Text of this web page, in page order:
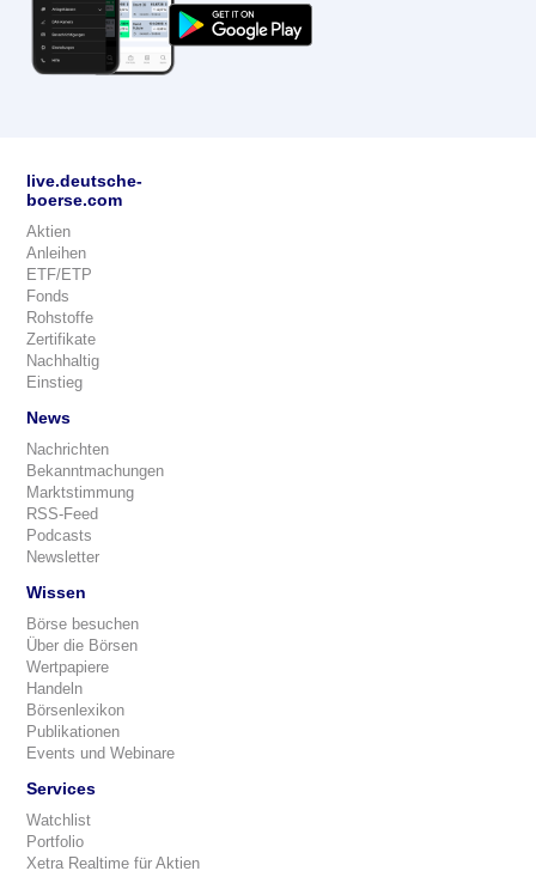
live.deutsche-
boerse.com
Aktien
Anleihen
ETF/ETP
Fonds
Rohstoffe
Zertifikate
Nachhaltig
Einstieg
News
Nachrichten
Bekanntmachungen
Marktstimmung
RSS-Feed
Podcasts
Newsletter
Wissen
Börse besuchen
Über die Börsen
Wertpapiere
Handeln
Börsenlexikon
Publikationen
Events und Webinare
Services
Watchlist
Portfolio
Xetra Realtime für Aktien